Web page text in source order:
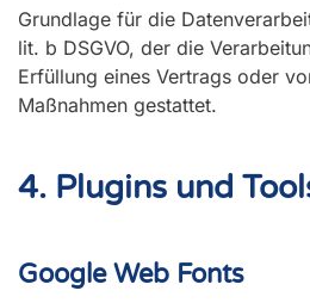
Grundlage für die
lit. b DSGVO, der die
Erfüllung eines Vertrags oder
Maßnahmen gestattet.
4. Plugins und
Google Web Fonts